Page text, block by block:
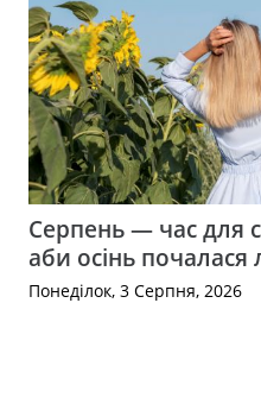
Серпень — час для
аби осінь почалася
Понеділок, 3 Серпня, 2026